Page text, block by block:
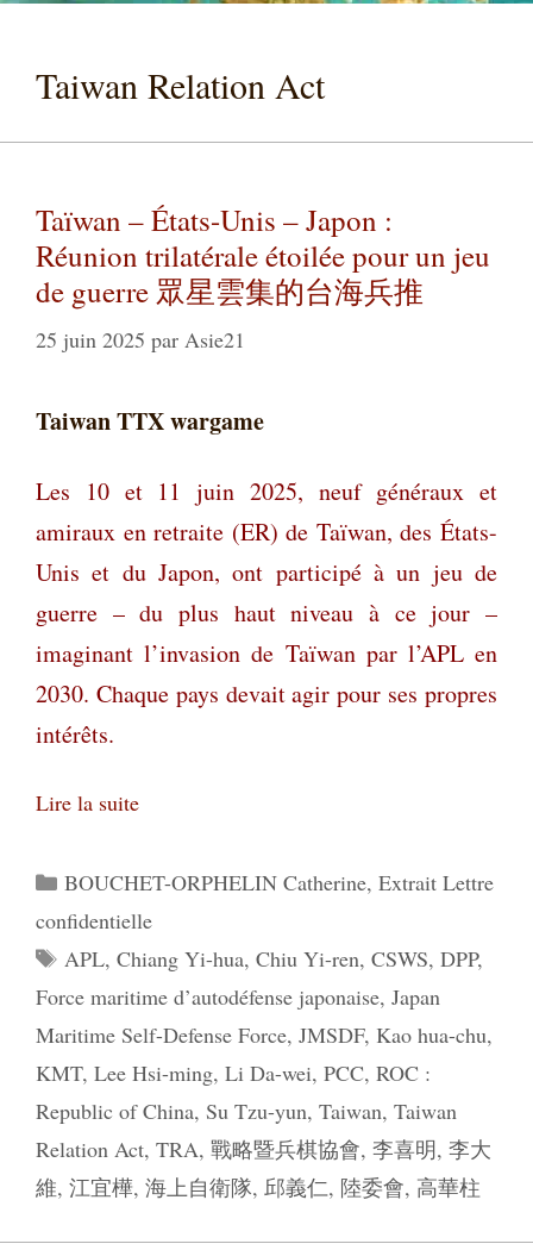
Taiwan Relation Act
Taïwan – États-Unis – Japon :
Réunion trilatérale étoilée pour un jeu
de guerre 眾星雲集的台海兵推
25 juin 2025 par Asie21
Taiwan TTX wargame
Les 10 et 11 juin 2025, neuf généraux et
amiraux en retraite (ER) de Taïwan, des États-
Unis et du Japon, ont participé à un jeu de
guerre – du plus haut niveau à ce jour –
imaginant l’invasion de Taïwan par l’APL en
2030. Chaque pays devait agir pour ses propres
intérêts.
Lire la suite
Catégories
BOUCHET-ORPHELIN Catherine, Extrait Lettre
confidentielle
Étiquettes
APL, Chiang Yi-hua, Chiu Yi-ren, CSWS, DPP,
Force maritime d’autodéfense japonaise, Japan
Maritime Self-Defense Force, JMSDF, Kao hua-chu,
KMT, Lee Hsi-ming, Li Da-wei, PCC, ROC :
Republic of China, Su Tzu-yun, Taiwan, Taiwan
Relation Act, TRA, 戰略暨兵棋協會, 李喜明, 李大
維, 江宜樺, 海上自衛隊, 邱義仁, 陸委會, 高華柱